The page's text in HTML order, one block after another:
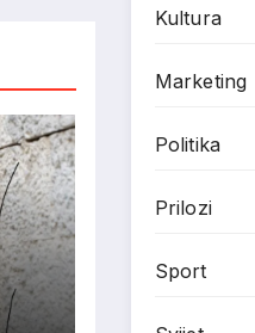
Kultura
Marketing
Politika
Prilozi
Sport